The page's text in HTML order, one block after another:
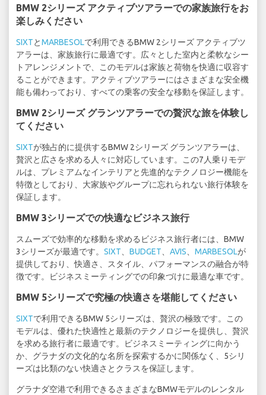
BMW 2シリーズ アクティブツアラーでの家族旅行をお
楽しみください
SIXTとMARBESOLで利用できるBMW 2シリーズ アクティブツ
アラーは、家族旅行に最適です。広々とした室内と柔軟なシー
トアレンジメントで、このモデルは家族と荷物を快適に収容す
ることができます。アクティブツアラーにはさまざまな安全機
能も備わっており、すべての乗客の安全な移動を保証します。
BMW 2シリーズ グランツアラーでの贅沢な旅を体験し
てください
SIXTが独占的に提供するBMW 2シリーズ グランツアラーは、
贅沢と広さを求める人々に対応しています。この7人乗りモデ
ルは、プレミアムなインテリアと先進的なテクノロジー機能を
特徴としており、大家族やグループに忘れられない旅行体験を
保証します。
BMW 3シリーズでの快適なビジネス旅行
スムーズで効率的な移動を求めるビジネス旅行者には、BMW
3シリーズが最適です。 SIXT BUDGET AVIS MARBESOLが
提供しており、快適さ、スタイル、パフォーマンスの融合が特
徴です。ビジネスミーティングでの印象づけに最適な車です。
BMW 5シリーズで究極の快適さを堪能してください
SIXTで利用できるBMW 5シリーズは、贅沢の極致です。この
モデルは、優れた快適性と最新のテクノロジーを提供し、贅沢
を求める旅行者に最適です。ビジネスミーティングに向かう
か、グラナダの文化的な名所を探索するかに関係なく、5シリ
ーズは比類のない快適さとクラスを保証します。
グラナダ空港で利用できるさまざまなBMWモデルのレンタル